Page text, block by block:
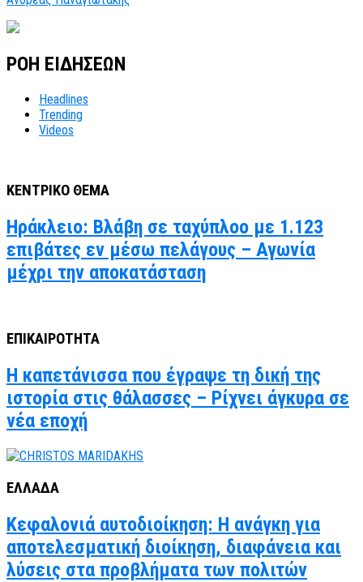
ΡΟΗ ΕΙΔΗΣΕΩΝ
Headlines
Trending
Videos
ΚΕΝΤΡΙΚΟ ΘΕΜΑ
Ηράκλειο: Βλάβη σε ταχύπλοο με 1.123
επιβάτες εν μέσω πελάγους – Αγωνία
μέχρι την αποκατάσταση
ΕΠΙΚΑΙΡΟΤΗΤΑ
Η καπετάνισσα που έγραψε τη δική της
ιστορία στις θάλασσες – Ρίχνει άγκυρα σε
νέα εποχή
ΕΛΛΑΔΑ
Κεφαλονιά αυτοδιοίκηση: Η ανάγκη για
αποτελεσματική διοίκηση, διαφάνεια και
λύσεις στα προβλήματα των πολιτών